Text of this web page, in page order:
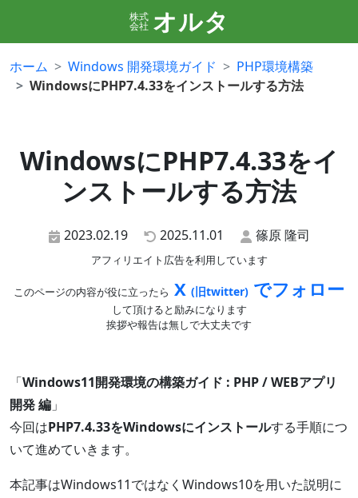
株式
会社 オルタ
ホーム Windows 開発環境ガイド
PHP環境構築
WindowsにPHP7.4.33をインストールする方法
WindowsにPHP7.4.33をイ
ンストールする方法
2023.02.19 2025.11.01 篠原 隆司
アフィリエイト広告を利用しています
このページの内容が役に立ったら X (旧twitter) でフォロー
して頂けると励みになります
挨拶や報告は無しで大丈夫です
「Windows11開発環境の構築ガイド : PHP / WEBアプリ
開発 編 」
今回はPHP7.4.33をWindowsにインストールする手順につ
いて進めていきます。
本記事はWindows11ではなくWindows10を用いた説明に